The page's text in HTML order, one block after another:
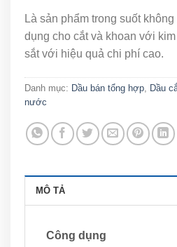
Là sản phẩm trong suốt
dụng cho cắt và khoan với
sắt với hiệu quả chi phí cao.
Danh mục: Dầu bán tổng hợp, Dầu
nước
MÔ TẢ
Công dụng